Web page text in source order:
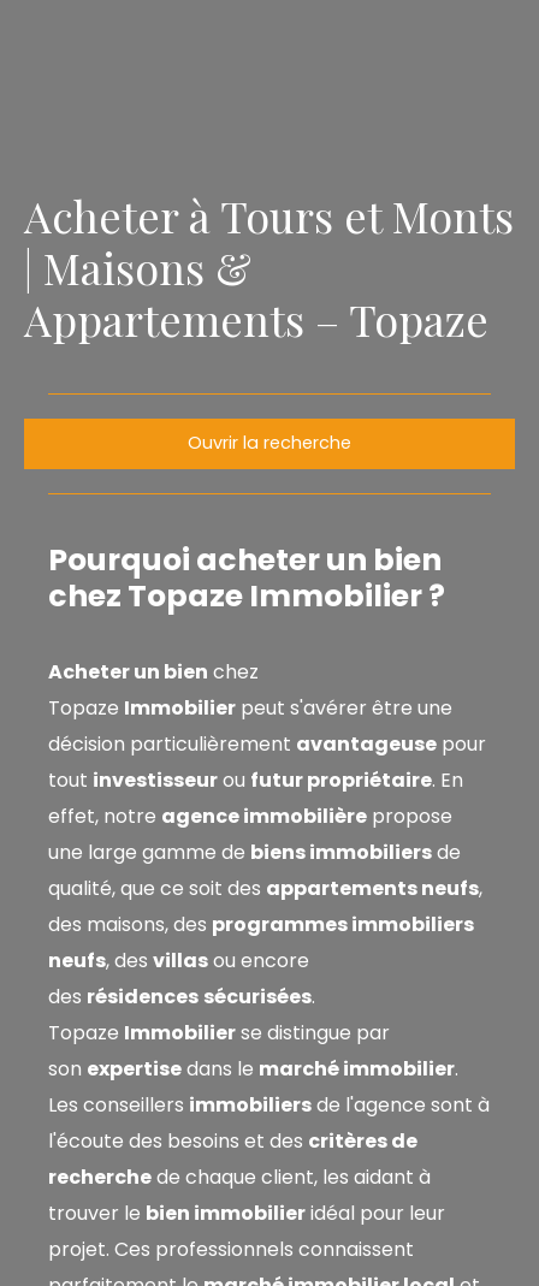
Acheter à Tours et Monts
| Maisons &
Appartements – Topaze
Ouvrir la recherche
Tours (37000)
Localisation
Surface min (m²)
Rechercher
Pourquoi acheter un bien
chez Topaze Immobilier ?
Acheter un bien chez
Topaze Immobilier peut s'avérer être une
décision particulièrement avantageuse pour
tout investisseurou futur propriétaire. En
effet, notre agence immobilière propose
une large gamme de biens immobiliersde
qualité, que ce soit des appartements neufs,
des maisons, des programmes immobiliers
neufs, des villasou encore
des résidences sécurisées.
Topaze Immobilierse distingue par
son expertisedans le marché immobilier.
Les conseillers immobiliersde l'agence sont à
l'écoute des besoins et des critères de
recherchede chaque client, les aidant à
trouver le bien immobilieridéal pour leur
projet. Ces professionnels connaissent